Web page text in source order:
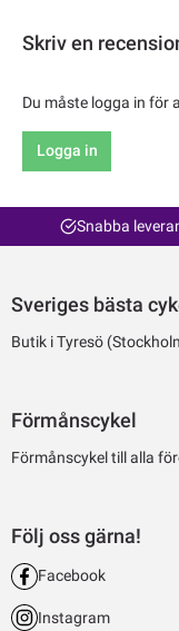
Skriv en
Du måste logga in för
Logga in
Snabba
Sveriges bästa
Butik i Tyresö
Förmånscykel
Förmånscykel till alla
Följ oss gärna!
Facebook
Instagram